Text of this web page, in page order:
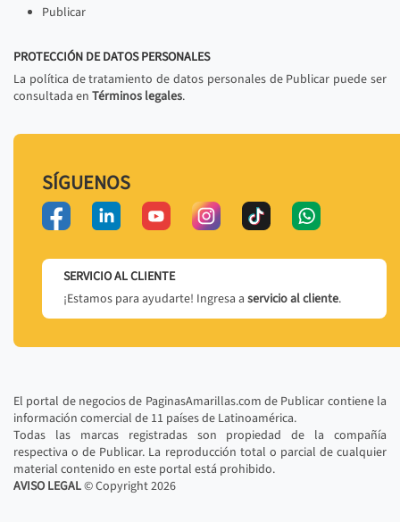
Publicar
PROTECCIÓN DE DATOS PERSONALES
La política de tratamiento de datos personales de Publicar puede ser
consultada en Términos legales.
SÍGUENOS
SERVICIO AL CLIENTE
¡Estamos para ayudarte! Ingresa a servicio al cliente.
El portal de negocios de PaginasAmarillas.com de Publicar contiene la
información comercial de 11 países de Latinoamérica.
Todas las marcas registradas son propiedad de la compañía
respectiva o de Publicar. La reproducción total o parcial de cualquier
material contenido en este portal está prohibido.
AVISO LEGAL© Copyright2026